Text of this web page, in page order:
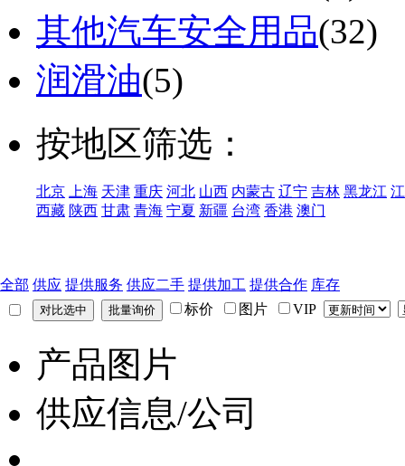
其他汽车安全用品(32)
润滑油(5)
按地区筛选：
北京 上海 天津 重庆 河北 山西 内蒙古 辽宁 吉林 黑龙江
西藏 陕西 甘肃 青海 宁夏 新疆 台湾 香港 澳门
全部 供应 提供服务 供应二手 提供加工 提供合作 库存
标价
图片 VIP
产品图片
供应信息/公司